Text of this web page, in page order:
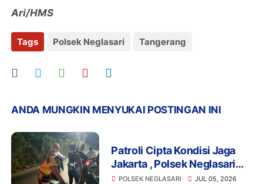
Ari/HMS
Tags Polsek Neglasari Tangerang
ANDA MUNGKIN MENYUKAI POSTINGAN INI
Patroli Cipta Kondisi Jaga
Jakarta , Polsek Neglasari
Intensifkan Pengawasan
POLSEK NEGLASARI JUL 05, 2026